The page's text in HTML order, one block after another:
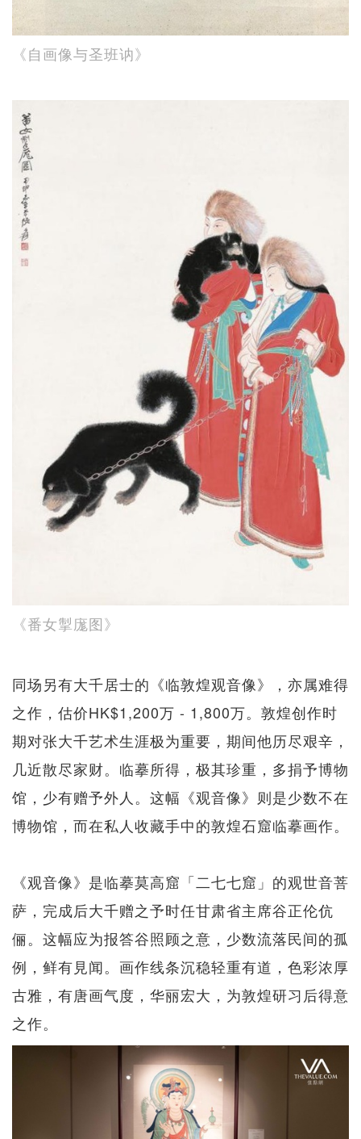
《自画像与圣班讷》
《番女掣庬图》
同场另有大千居士的《临敦煌观音像》，亦属难得
之作，估价HK$1,200万 - 1,800万。敦煌创作时
期对张大千艺术生涯极为重要，期间他历尽艰辛，
几近散尽家财。临摹所得，极其珍重，多捐予博物
馆，少有赠予外人。这幅《观音像》则是少数不在
博物馆，而在私人收藏手中的敦煌石窟临摹画作。
《观音像》是临摹莫高窟「二七七窟」的观世音菩
萨，完成后大千赠之予时任甘肃省主席谷正伦伉
俪。这幅应为报答谷照顾之意，少数流落民间的孤
例，鲜有⾒闻。画作线条沉稳轻重有道，色彩浓厚
古雅，有唐画气度，华丽宏大，为敦煌研习后得意
之作。